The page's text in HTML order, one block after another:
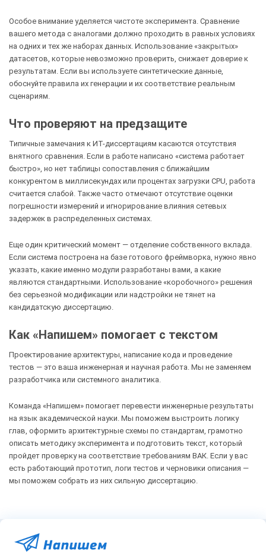
Особое внимание уделяется чистоте эксперимента. Сравнение
вашего метода с аналогами должно проходить в равных условиях
на одних и тех же наборах данных. Использование «закрытых»
датасетов, которые невозможно проверить, снижает доверие к
результатам. Если вы используете синтетические данные,
обоснуйте правила их генерации и их соответствие реальным
сценариям.
Что проверяют на предзащите
Типичные замечания к ИТ-диссертациям касаются отсутствия
внятного сравнения. Если в работе написано «система работает
быстро», но нет таблицы сопоставления с ближайшим
конкурентом в миллисекундах или процентах загрузки CPU, работа
считается слабой. Также часто отмечают отсутствие оценки
погрешности измерений и игнорирование влияния сетевых
задержек в распределенных системах.
Еще один критический момент — отделение собственного вклада.
Если система построена на базе готового фреймворка, нужно явно
указать, какие именно модули разработаны вами, а какие
являются стандартными. Использование «коробочного» решения
без серьезной модификации или надстройки не тянет на
кандидатскую диссертацию.
Как «Напишем» помогает с текстом
Проектирование архитектуры, написание кода и проведение
тестов — это ваша инженерная и научная работа. Мы не заменяем
разработчика или системного аналитика.
Команда «Напишем» помогает перевести инженерные результаты
на язык академической науки. Мы поможем выстроить логику
глав, оформить архитектурные схемы по стандартам, грамотно
описать методику эксперимента и подготовить текст, который
пройдет проверку на соответствие требованиям ВАК. Если у вас
есть работающий прототип, логи тестов и черновики описания —
мы поможем собрать из них сильную диссертацию.